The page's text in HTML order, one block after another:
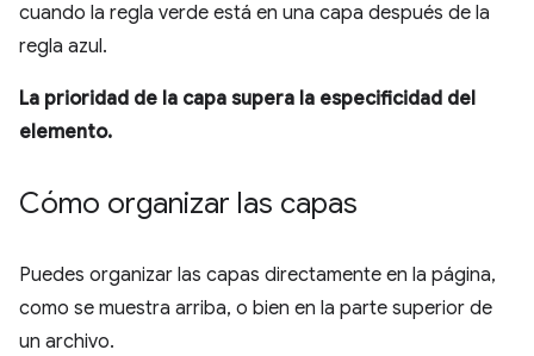
cuando la regla verde está en una capa después de la
regla azul.
La prioridad de la capa supera la especificidad del
elemento.
Cómo organizar las capas
Puedes organizar las capas directamente en la página,
como se muestra arriba, o bien en la parte superior de
un archivo.